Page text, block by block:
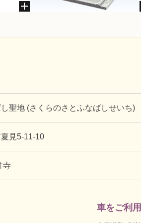
聖地 (さくらのさとふなばしせいち)
見5-11-10
寺
車をご利